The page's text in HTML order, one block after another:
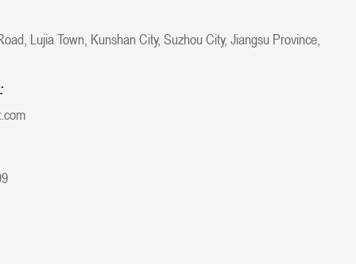
Lujia Town, Kunshan City, Suzhou City, Jiangsu Province,